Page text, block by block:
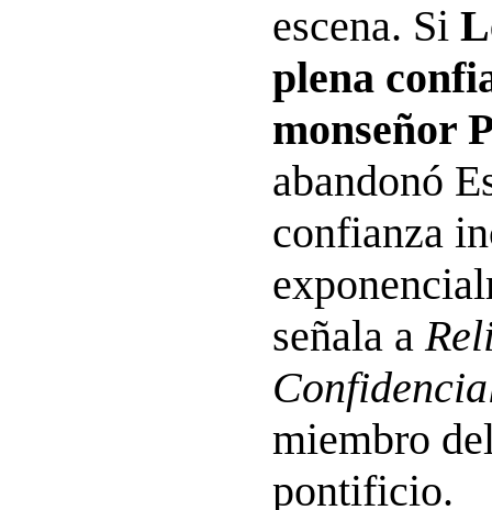
escena. Si
plena
monseñor
abandonó
confianza
señala a
miembro
pontificio.